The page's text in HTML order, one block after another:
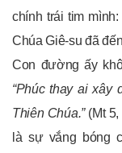
chính trái tim
Chúa Giê-su đã
Con đường ấy
“Phúc thay ai xây
Thiên Chúa.”(Mt 5,
là sự vắng bóng